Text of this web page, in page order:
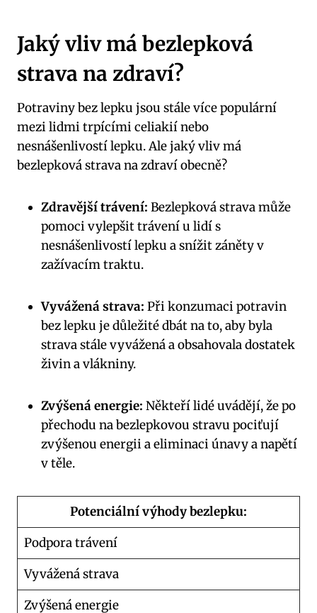
Jaký vliv má bezlepková
strava na zdraví?
Potraviny bez lepku jsou stále více populární
mezi lidmi trpícími celiakií nebo
nesnášenlivostí lepku. Ale jaký vliv má
bezlepková strava na zdraví obecně?
Zdravější trávení: Bezlepková strava může
pomoci vylepšit trávení u lidí s
nesnášenlivostí lepku a snížit záněty v
zažívacím traktu.
Vyvážená strava: Při konzumaci potravin
bez lepku je důležité dbát na to, aby byla
strava stále vyvážená a obsahovala dostatek
živin a vlákniny.
Zvýšená energie: Někteří lidé uvádějí, že po
přechodu na bezlepkovou stravu pociťují
zvýšenou energii a eliminaci únavy a napětí
v těle.
Potenciální výhody bezlepku:
Podpora trávení
Vyvážená strava
Zvýšená energie